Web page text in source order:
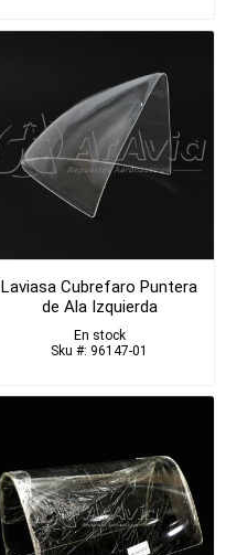
Laviasa Cubrefaro Puntera
de Ala Izquierda
En stock
Sku #: 96147-01